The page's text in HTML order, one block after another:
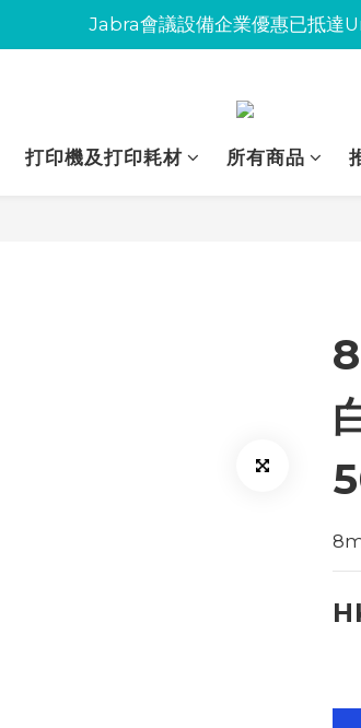
Jabra會議設備企業優惠已抵達
Jabra會議設備企業優惠已抵達
Jabra會議設備企業優惠已抵達
打印機及打印耗材
所有商品